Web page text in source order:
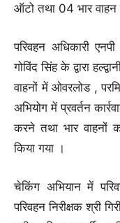
ऑटो तथा 04 भार वाहन
परिवहन अधिकारी
गोविंद सिंह के द्वारा
वाहनों में ओवरलोड ,
अभियोग में प्रवर्तन
करने तथा भार वाहनों
किया गया ।
चेकिंग अभियान में
परिवहन निरीक्षक श्री